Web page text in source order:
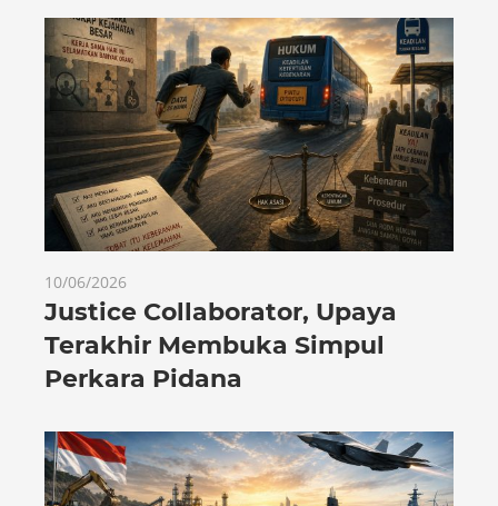
10/06/2026
Justice Collaborator, Upaya
Terakhir Membuka Simpul
Perkara Pidana